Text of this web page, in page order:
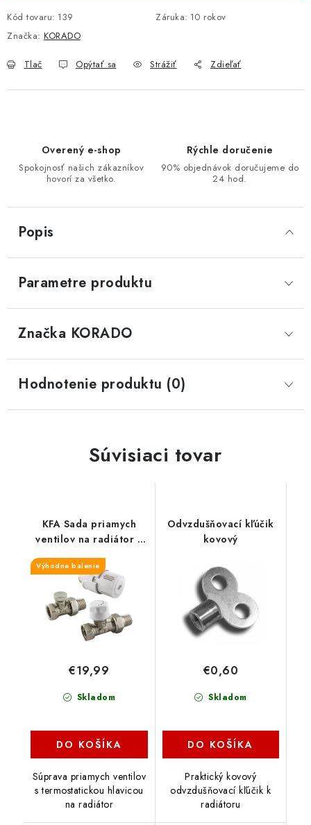
Kód tovaru: 139 Záruka: 10 rokov
Značka: KORADO
Tlač Opýtať sa Strážiť Zdieľať
Overený e-shop
Spokojnosť našich zákazníkov
hovorí za všetko.
Rýchle doručenie
90% objednávok doručujeme do
24 hod.
Popis
Parametre produktu
Značka KORADO
Hodnotenie produktu (0)
Súvisiaci tovar
KFA Sada priamych
ventilov na radiátor s
hlavicou, 1/2", 757-
040-07-BL
Výhodne balenie
Skladom
€19,99
DO KOŠÍKA
Súprava priamych ventilov
s termostatickou hlavicou
na radiátor
Odvzdušňovací kľúčik
kovový
Skladom
€0,60
DO KOŠÍKA
Praktický kovový
odvzdušňovací kľúčik k
radiátoru